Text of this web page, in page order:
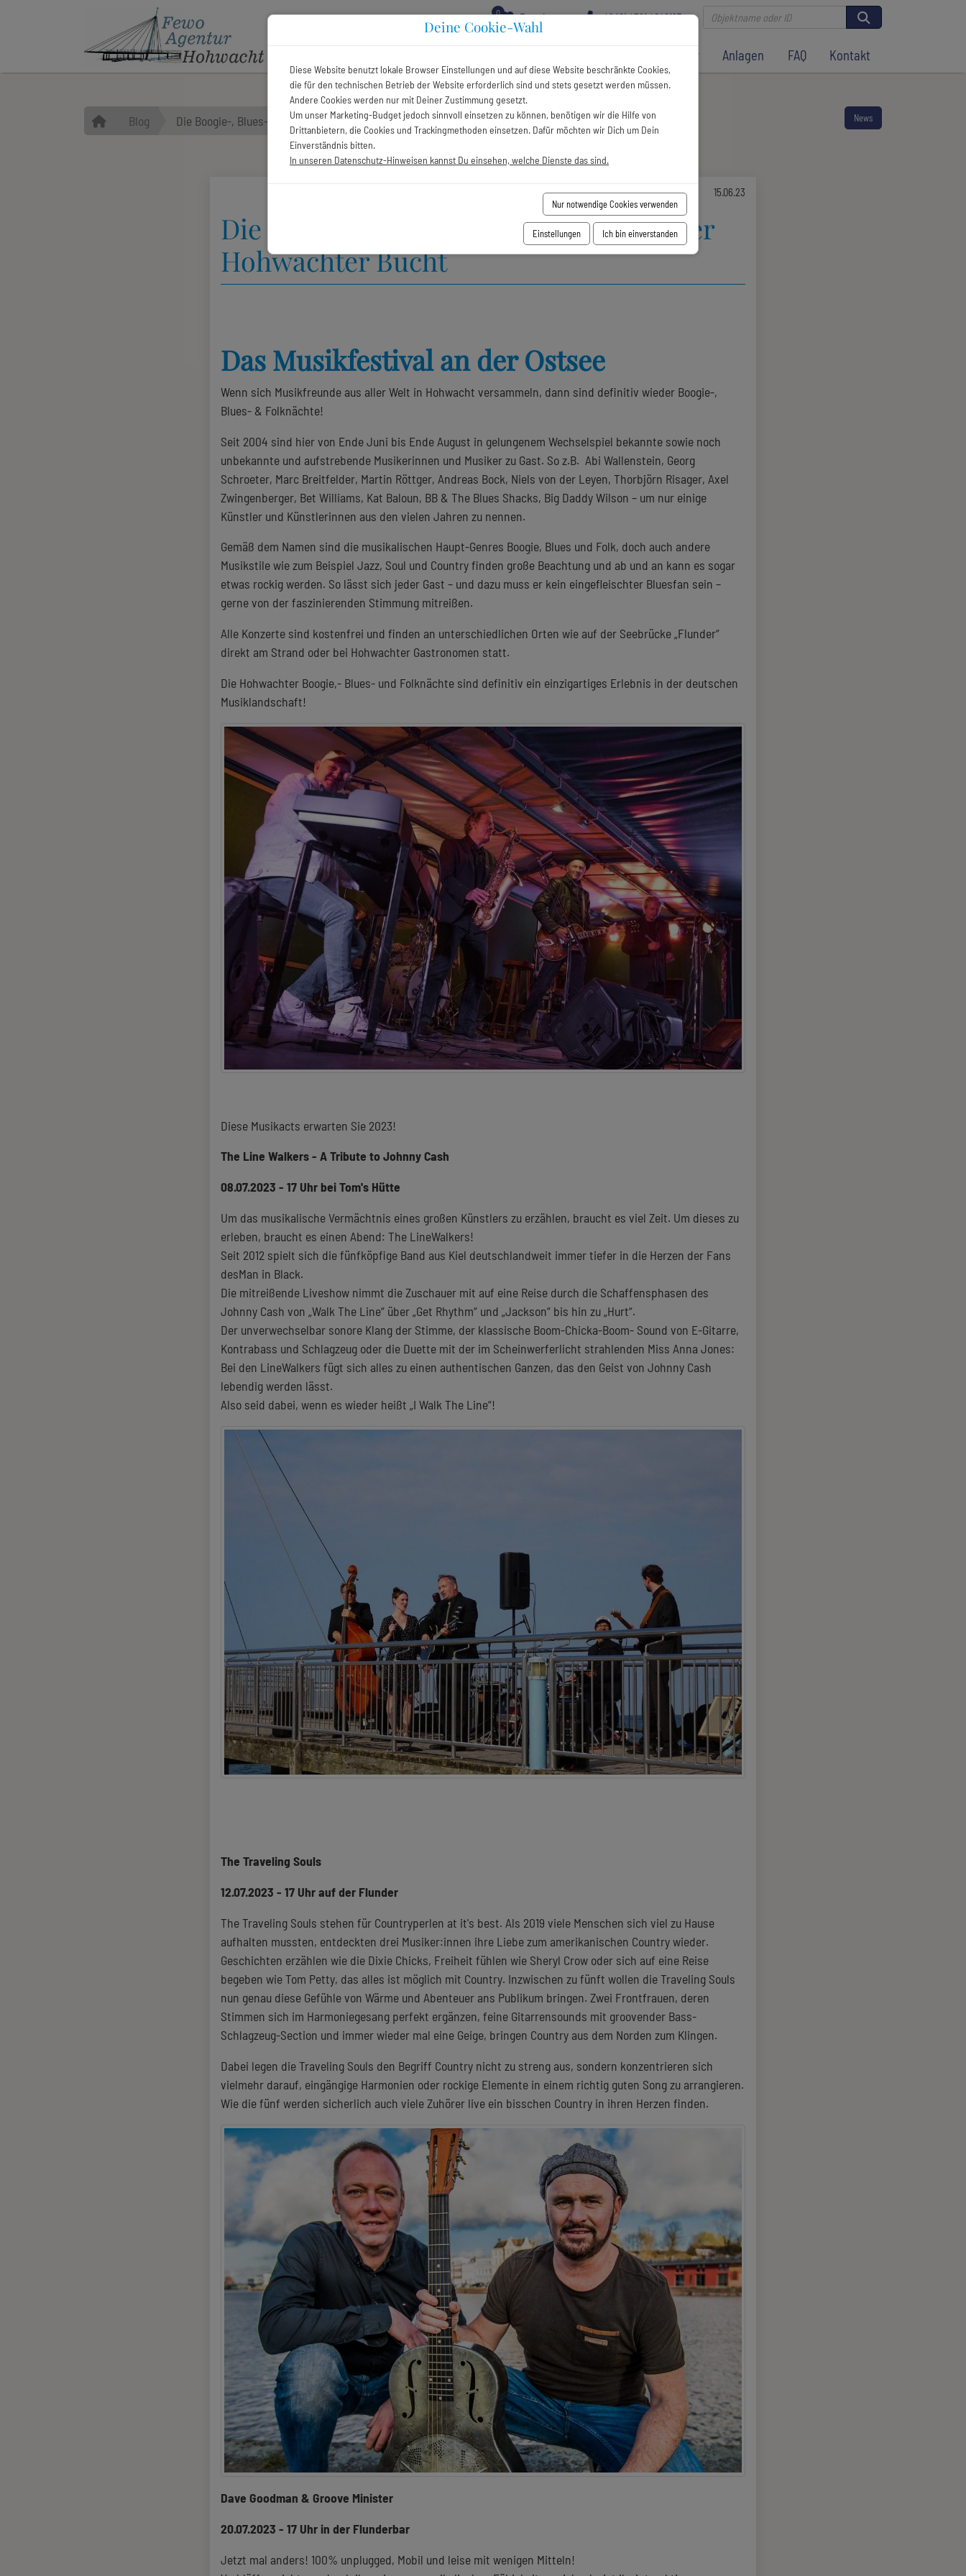
0 Favoriten +49 (0) 4381 4046127
Anlagen FAQ Kontakt
Blog Die Boogie-, Blues- & Folknächte an der Hohwachter Bucht News
15.06.23
Die Boogie-, Blues- & Folknächte an der
Hohwachter Bucht
Das Musikfestival an der Ostsee
Wenn sich Musikfreunde aus aller Welt in Hohwacht versammeln, dann sind definitiv wieder Boogie-,
Blues- & Folknächte!
Seit 2004 sind hier von Ende Juni bis Ende August in gelungenem Wechselspiel bekannte sowie noch
unbekannte und aufstrebende Musikerinnen und Musiker zu Gast. So z.B. Abi Wallenstein, Georg
Schroeter, Marc Breitfelder, Martin Röttger, Andreas Bock, Niels von der Leyen, Thorbjörn Risager, Axel
Zwingenberger, Bet Williams, Kat Baloun, BB & The Blues Shacks, Big Daddy Wilson – um nur einige
Künstler und Künstlerinnen aus den vielen Jahren zu nennen.
Gemäß dem Namen sind die musikalischen Haupt-Genres Boogie, Blues und Folk, doch auch andere
Musikstile wie zum Beispiel Jazz, Soul und Country finden große Beachtung und ab und an kann es sogar
etwas rockig werden. So lässt sich jeder Gast – und dazu muss er kein eingefleischter Bluesfan sein –
gerne von der faszinierenden Stimmung mitreißen.
Alle Konzerte sind kostenfrei und finden an unterschiedlichen Orten wie auf der Seebrücke „Flunder“
direkt am Strand oder bei Hohwachter Gastronomen statt.
Die Hohwachter Boogie,- Blues- und Folknächte sind definitiv ein einzigartiges Erlebnis in der deutschen
Musiklandschaft!
Diese Musikacts erwarten Sie 2023!
The Line Walkers - A Tribute to Johnny Cash
08.07.2023 - 17 Uhr bei Tom's Hütte
Um das musikalische Vermächtnis eines großen Künstlers zu erzählen, braucht es viel Zeit. Um dieses zu
erleben, braucht es einen Abend: The LineWalkers!
Seit 2012 spielt sich die fünfköpfige Band aus Kiel deutschlandweit immer tiefer in die Herzen der Fans
desMan in Black.
Die mitreißende Liveshow nimmt die Zuschauer mit auf eine Reise durch die Schaffensphasen des
Johnny Cash von „Walk The Line“ über „Get Rhythm“ und „Jackson“ bis hin zu „Hurt“.
Der unverwechselbar sonore Klang der Stimme, der klassische Boom-Chicka-Boom- Sound von E-Gitarre,
Kontrabass und Schlagzeug oder die Duette mit der im Scheinwerferlicht strahlenden Miss Anna Jones:
Bei den LineWalkers fügt sich alles zu einen authentischen Ganzen, das den Geist von Johnny Cash
lebendig werden lässt.
Also seid dabei, wenn es wieder heißt „I Walk The Line“!
The Traveling Souls
12.07.2023 - 17 Uhr auf der Flunder
The Traveling Souls stehen für Countryperlen at it's best. Als 2019 viele Menschen sich viel zu Hause
aufhalten mussten, entdeckten drei Musiker:innen ihre Liebe zum amerikanischen Country wieder.
Geschichten erzählen wie die Dixie Chicks, Freiheit fühlen wie Sheryl Crow oder sich auf eine Reise
begeben wie Tom Petty, das alles ist möglich mit Country. Inzwischen zu fünft wollen die Traveling Souls
nun genau diese Gefühle von Wärme und Abenteuer ans Publikum bringen. Zwei Frontfrauen, deren
Stimmen sich im Harmoniegesang perfekt ergänzen, feine Gitarrensounds mit groovender Bass-
Schlagzeug-Section und immer wieder mal eine Geige, bringen Country aus dem Norden zum Klingen.
Dabei legen die Traveling Souls den Begriff Country nicht zu streng aus, sondern konzentrieren sich
vielmehr darauf, eingängige Harmonien oder rockige Elemente in einem richtig guten Song zu arrangieren.
Wie die fünf werden sicherlich auch viele Zuhörer live ein bisschen Country in ihren Herzen finden.
Dave Goodman & Groove Minister
20.07.2023 - 17 Uhr in der Flunderbar
Jetzt mal anders! 100% unplugged, Mobil und leise mit wenigen Mitteln!
Deine Cookie-Wahl
Diese Website benutzt lokale Browser Einstellungen und auf diese Website beschränkte Cookies,
die für den technischen Betrieb der Website erforderlich sind und stets gesetzt werden müssen.
Andere Cookies werden nur mit Deiner Zustimmung gesetzt.
Um unser Marketing-Budget jedoch sinnvoll einsetzen zu können, benötigen wir die Hilfe von
Drittanbietern, die Cookies und Trackingmethoden einsetzen. Dafür möchten wir Dich um Dein
Einverständnis bitten.
In unseren Datenschutz-Hinweisen kannst Du einsehen, welche Dienste das sind.
Nur notwendige Cookies verwenden
Einstellungen Ich bin einverstanden